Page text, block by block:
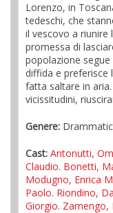
Lorenzo, in
tedeschi, che
il vescovo a riunire
promessa di
popolazione segue
diffida e preferisce
fatta saltare in
vicissitudini,
Genere:
Cast: Antonutti,
Claudio. Bonetti,
Modugno, Enrica
Paolo. Riondino,
Giorgio. Zamengo,